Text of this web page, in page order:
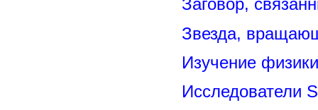
Заговор,
Звезда,
Изучение
Исследователи